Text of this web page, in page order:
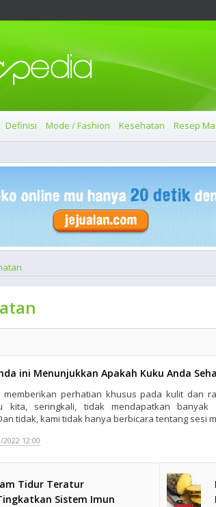
Definisi Mode / Fashion Kesehatan Resep
ini Menunjukkan Apakah Kuku Anda
memberikan perhatian khusus pada kulit dan
kita, seringkali, tidak mendapatkan banyak
tidak, kami tidak hanya berbicara tentang sesi
2022 12:00
Tidur Teratur
Sistem Imun